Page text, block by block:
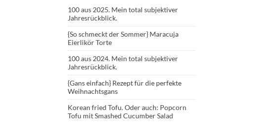
100 aus 2025. Mein total subjektiver
Jahresrückblick.
{So schmeckt der Sommer} Maracuja
Eierlikör Torte
100 aus 2024. Mein total subjektiver
Jahresrückblick.
{Gans einfach} Rezept für die perfekte
Weihnachtsgans
Korean fried Tofu. Oder auch: Popcorn
Tofu mit Smashed Cucumber Salad